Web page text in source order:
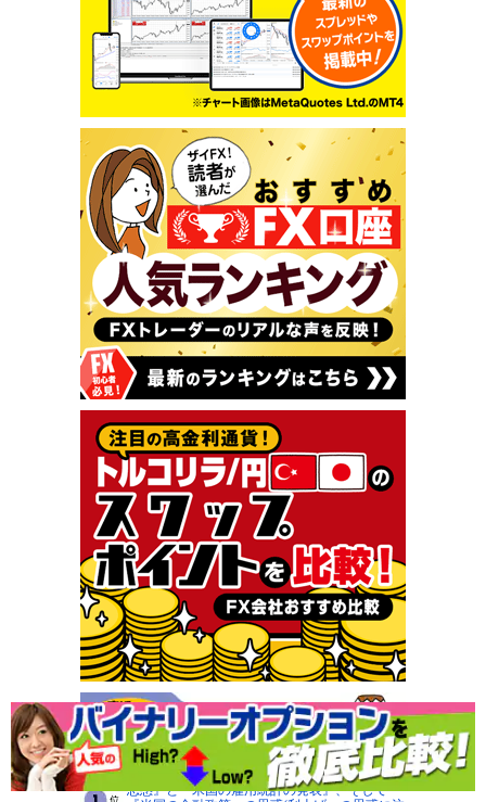
8月7日(金)■『為替介入の影響と更なる実施への
思惑』と『米国の雇用統計の発表』、そして